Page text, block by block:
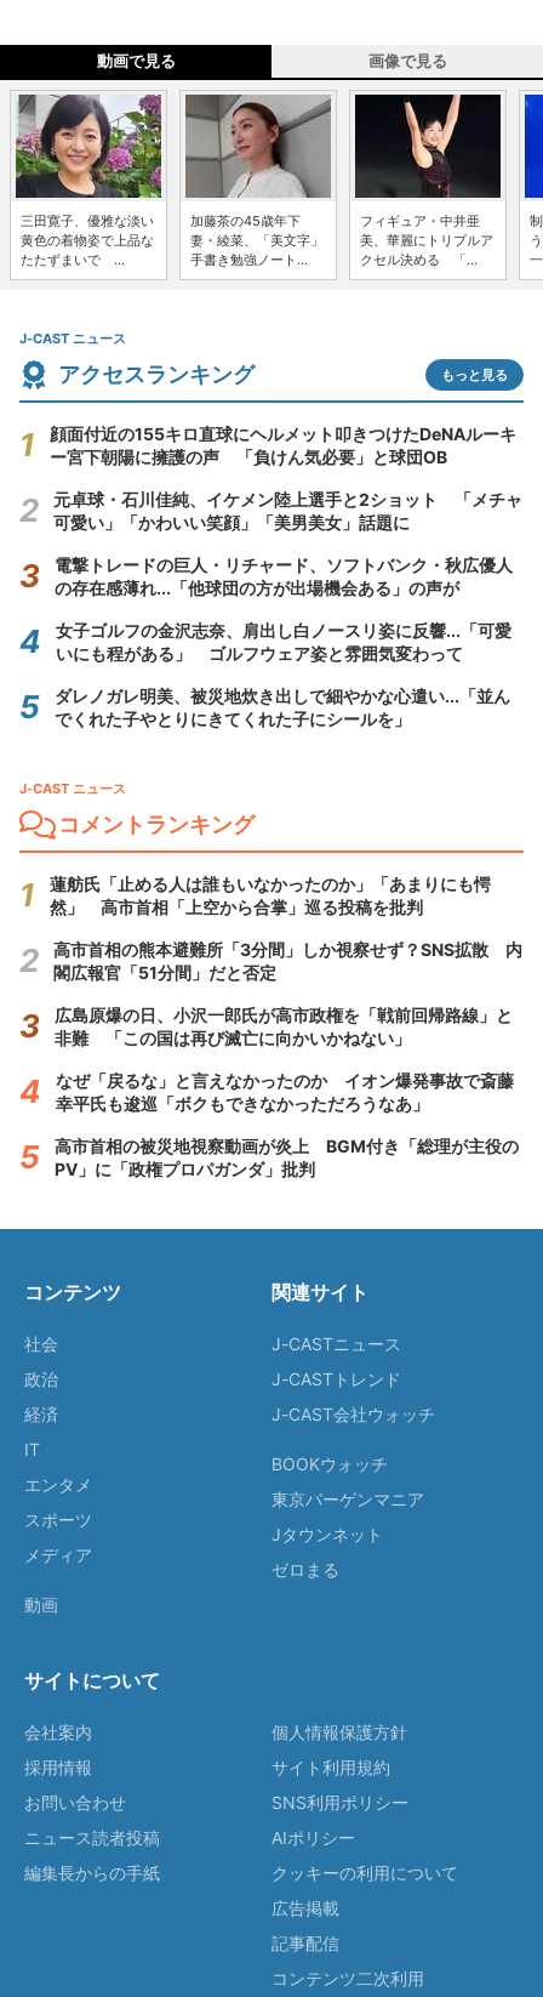
動画で見る 画像で見る
三田寛子、優雅な淡い
黄色の着物姿で上品な
たたずまいで ...
加藤茶の45歳年下
妻・綾菜、「美文字」
手書き勉強ノート...
フィギュア・中井亜
美、華麗にトリプルア
クセル決める 「...
J-CAST ニュース
アクセスランキング もっと見る
顔面付近の155キロ直球にヘルメット叩きつけたDeNAルーキ
ー宮下朝陽に擁護の声 「負けん気必要」と球団OB
元卓球・石川佳純、イケメン陸上選手と2ショット 「メチャ
可愛い」「かわいい笑顔」「美男美女」話題に
電撃トレードの巨人・リチャード、ソフトバンク・秋広優人
の存在感薄れ...「他球団の方が出場機会ある」の声が
女子ゴルフの金沢志奈、肩出し白ノースリ姿に反響...「可愛
いにも程がある」 ゴルフウェア姿と雰囲気変わって
ダレノガレ明美、被災地炊き出しで細やかな心遣い...「並ん
でくれた子やとりにきてくれた子にシールを」
J-CAST ニュース
コメントランキング
蓮舫氏「止める人は誰もいなかったのか」「あまりにも愕
然」 高市首相「上空から合掌」巡る投稿を批判
高市首相の熊本避難所「3分間」しか視察せず？SNS拡散 内
閣広報官「51分間」だと否定
広島原爆の日、小沢一郎氏が高市政権を「戦前回帰路線」と
非難 「この国は再び滅亡に向かいかねない」
なぜ「戻るな」と言えなかったのか イオン爆発事故で斎藤
幸平氏も逡巡「ボクもできなかっただろうなあ」
高市首相の被災地視察動画が炎上 BGM付き「総理が主役の
PV」に「政権プロパガンダ」批判
コンテンツ
社会
政治
経済
IT
エンタメ
スポーツ
メディア
動画
関連サイト
J-CASTニュース
J-CASTトレンド
J-CAST会社ウォッチ
BOOKウォッチ
東京バーゲンマニア
Jタウンネット
ゼロまる
サイトについて
会社案内
採用情報
お問い合わせ
ニュース読者投稿
編集長からの手紙
個人情報保護方針
サイト利用規約
SNS利用ポリシー
AIポリシー
クッキーの利用について
広告掲載
記事配信
コンテンツ二次利用